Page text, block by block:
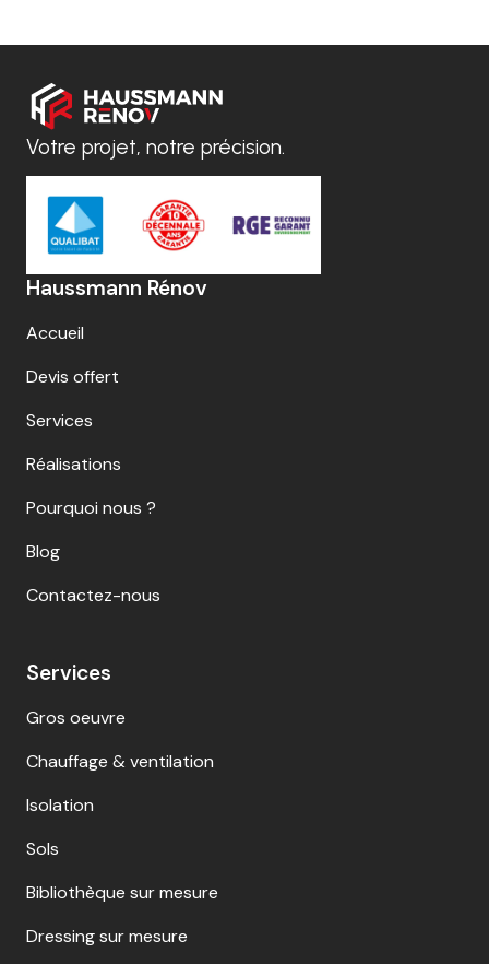
Votre projet, notre précision.
Haussmann Rénov
Accueil
Devis offert
Services
Réalisations
Pourquoi nous ?
Blog
Contactez-nous
Services
Gros oeuvre
Chauffage & ventilation
Isolation
Sols
Bibliothèque sur mesure
Dressing sur mesure